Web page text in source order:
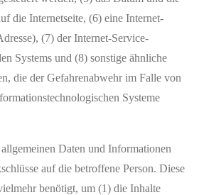
die Internetseite, (6) eine Internet-
(7) der Internet-Service-
Systems und (8) sonstige ähnliche
die der Gefahrenabwehr im Falle von
Systeme
Daten und Informationen
auf die betroffene Person. Diese
benötigt, um (1) die Inhalte